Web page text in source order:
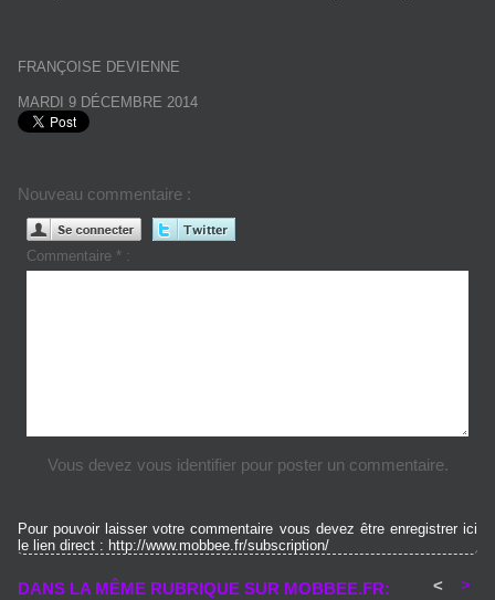
FRANÇOISE DEVIENNE
MARDI 9 DÉCEMBRE 2014
Nouveau commentaire :
Commentaire * :
Vous devez vous identifier pour poster un commentaire.
Pour pouvoir laisser votre commentaire vous devez être enregistrer ici
le lien direct : http://www.mobbee.fr/subscription/
DANS LA MÊME RUBRIQUE SUR MOBBEE.FR: < >